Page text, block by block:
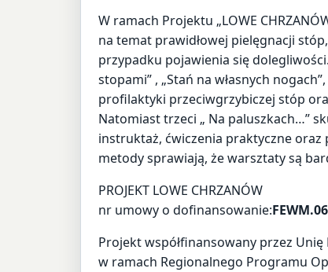
W ramach Projektu „LOWE
na temat prawidłowej pielęgnacji
przypadku pojawienia się
stopami” , „Stań na własnych
profilaktyki przeciwgrzybiczej stóp
Natomiast trzeci „ Na paluszkach…”
instruktaż, ćwiczenia praktyczne
metody sprawiają, że warsztaty są
PROJEKT LOWE CHRZANÓW
nr umowy o dofinansowanie:
Projekt współfinansowany przez
w ramach Regionalnego Programu